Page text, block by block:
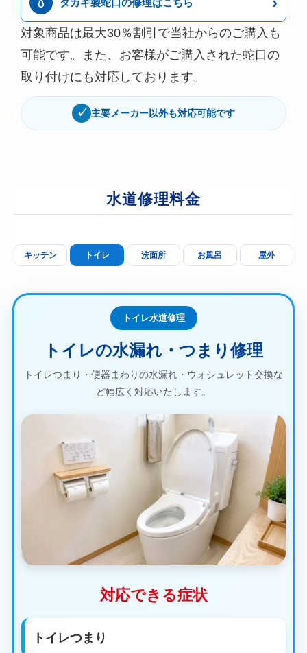
タカギ製蛇口の修理はこちら
対象商品は最大30％割引で当社からのご購入も
可能です。また、お客様がご購入された蛇口の
取り付けにも対応しております。
✓ 主要メーカー以外も対応可能です
水道修理料金
キッチン トイレ 洗面所 お風呂 屋外
トイレ水道修理
トイレの水漏れ・つまり修理
トイレつまり・便器まわりの水漏れ・ウォシュレット交換な
ど幅広く対応いたします。
対応できる症状
トイレつまり